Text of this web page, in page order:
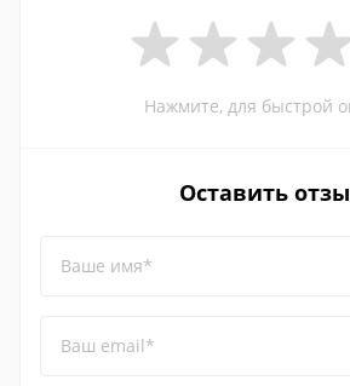
Нажмите, для быстрой
Оставить
Ваше имя*
Ваш email*